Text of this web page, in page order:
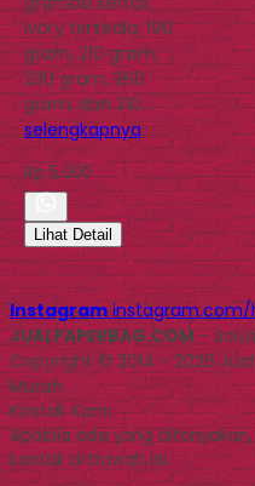
ivory tersedia; 190
gram, 210 gram,
230 gram, 260
gram, dan 310…
selengkapnya
Rp 5.000
Lihat Detail
Instagram instagram.com/
JUALPAPERBAG.COM-
Copyright © 2014 - 2026
Murah
Kontak Kami
Apabila ada yang
kontak di bawah ini.